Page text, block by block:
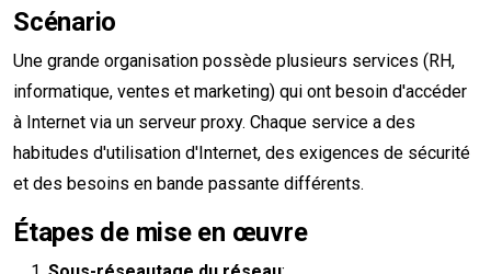
Scénario
Une grande organisation possède plusieurs services (RH,
informatique, ventes et marketing) qui ont besoin d'accéder
à Internet via un serveur proxy. Chaque service a des
habitudes d'utilisation d'Internet, des exigences de sécurité
et des besoins en bande passante différents.
Étapes de mise en œuvre